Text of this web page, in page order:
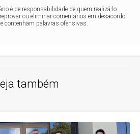
é de responsabilidade de quem realizá-lo.
ou eliminar comentários em desacordo
contenham palavras ofensivas.
também